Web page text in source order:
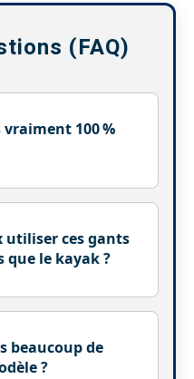
(FAQ)
100 %
utiliser ces gants
que le kayak ?
beaucoup de
?